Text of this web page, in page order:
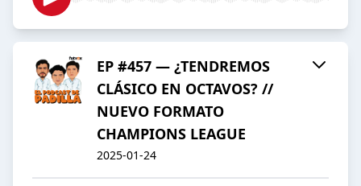
EP #457 — ¿TENDREMOS
CLÁSICO EN OCTAVOS? //
NUEVO FORMATO
CHAMPIONS LEAGUE
2025-01-24